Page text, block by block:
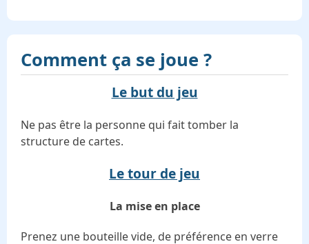
Comment ça se joue ?
Le but du jeu
Ne pas être la personne qui fait tomber la
structure de cartes.
Le tour de jeu
La mise en place
Prenez une bouteille vide, de préférence en verre